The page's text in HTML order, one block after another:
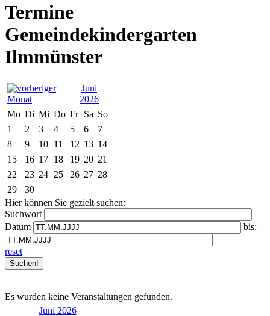
Termine
Gemeindekindergarten
Ilmmünster
Juni
2026
Mo Di Mi Do Fr Sa So
1
2 3 4 5 6
7
8
9 10 11 12 13 14
15
16 17 18 19 20 21
22
23 24 25 26 27 28
29
30
Hier können Sie gezielt suchen:
Suchwort
Datum
bis:
reset
Es wurden keine Veranstaltungen gefunden.
Juni 2026